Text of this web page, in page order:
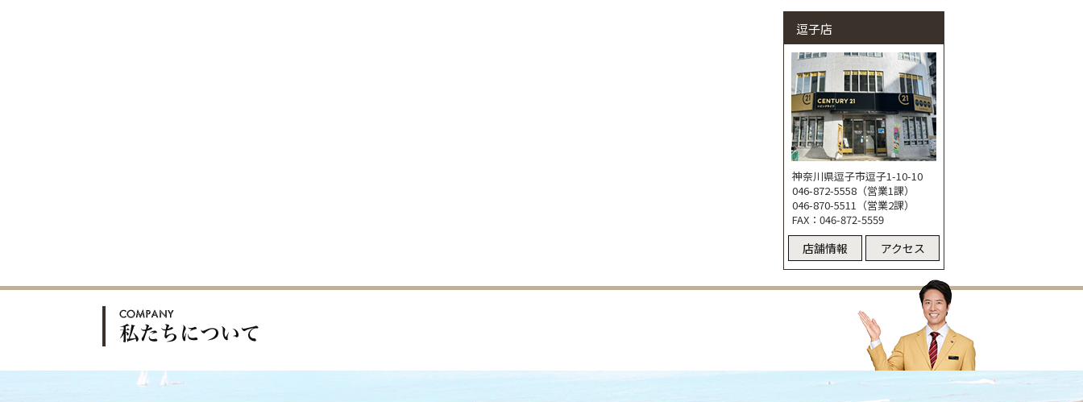
逗子店
神奈川県逗子市逗子1-10-10
046-872-5558（営業1課）
046-870-5511（営業2課）
FAX：046-872-5559
店舗情報 アクセス